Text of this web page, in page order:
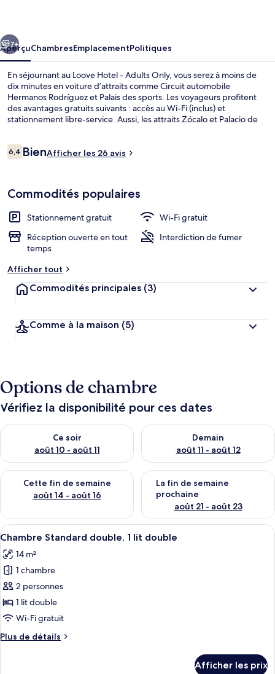
Adults
Only
Suivant
7+
AperçuChambresEmplacementPolitiques
En séjournant au Loove Hotel - Adults Only, vous serez à moins de
dix minutes en voiture d’attraits comme Circuit automobile
Hermanos Rodríguez et Palais des sports. Les voyageurs profitent
des avantages gratuits suivants : accès au Wi-Fi (inclus) et
stationnement libre-service. Aussi, les attraits Zócalo et Palacio de
Avis
6,46,4 sur 10 –
BienAfficher les 26 avis
Commodités populaires
Stationnement gratuit
Wi-Fi gratuit
Réception ouverte en tout
temps
Interdiction de fumer
Afficher tout
Commodités principales (3)
Comme à la maison (5)
Options de chambre
Vérifiez la disponibilité pour ces dates
Ce soir
août 10 - août 11
Vérifier la disponibilité pour ce soir août 10 - août 11
Demain
août 11 - août 12
Vérifier la disponibilité pour
Cette fin de semaine
août 14 - août 16
Vérifier la disponibilité pour cette fin de semaine août 14 -
La fin de semaine
prochaine
août 21 - août 23
Vérifier la disponibilité pour
Afficher
toutes
les
photos
pour
ce
type
chambre :
Chambre Standard double, 1 lit
6
Chambre Standard double, 1 lit double
14 m²
1 chambre
2 personnes
1 lit double
Wi-Fi gratuit
Plus de détails
Plus
Afficher les prix